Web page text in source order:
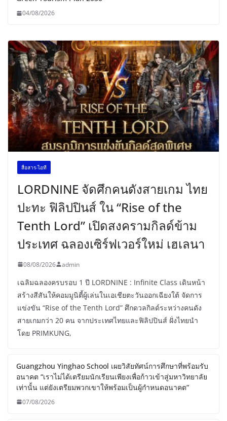
04/08/2026
สื่อสาร-ไอที
LORDNINE จัดศึกคนดังสายเกม ไทย
ปะทะ ฟิลิปปินส์ ใน “Rise of the
Tenth Lord” เปิดสงครามกิลด์ข้าม
ประเทศ ฉลองเซิร์ฟเวอร์ใหม่ เฮเลนา
08/08/2026 admin
เฉลิมฉลองครบรอบ 1 ปี LORDNINE : Infinite Class เดินหน้า
สร้างสีสันให้คอมมูนิตี้ผู้เล่นในเอเชียตะวันออกเฉียงใต้ จัดการ
แข่งขัน “Rise of the Tenth Lord” ศึกดวลกิลด์ระหว่างคนดัง
สายเกมกว่า 20 คน จากประเทศไทยและฟิลิปปินส์ ฝั่งไทยนำ
โดย PRIMKUNG,
Guangzhou Yinghao School เผยวิสัยทัศน์การศึกษาที่พร้อมรับ
อนาคต “เราไม่ได้เตรียมนักเรียนเพียงเพื่อก้าวเข้าสู่มหาวิทยาลัย
เท่านั้น แต่ยังเตรียมพวกเขาให้พร้อมเป็นผู้กำหนดอนาคต”
07/08/2026